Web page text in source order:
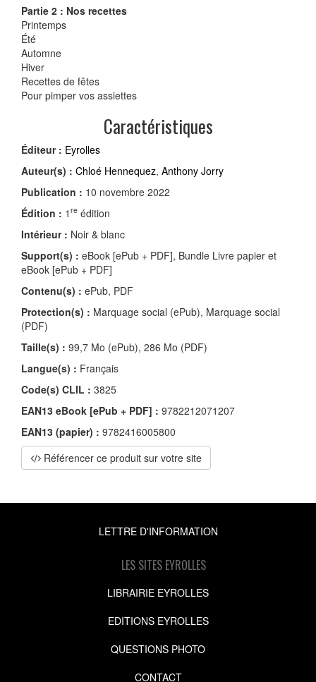
Partie 2 : Nos recettes
Printemps
Été
Automne
Hiver
Recettes de fêtes
Pour pimper vos assiettes
Caractéristiques
Éditeur : Eyrolles
Auteur(s) : Chloé Hennequez, Anthony Jorry
Publication : 10 novembre 2022
Édition : 1 re édition
Intérieur : Noir & blanc
Support(s) : eBook [ePub + PDF], Bundle Livre papier et
eBook [ePub + PDF]
Contenu(s) : ePub, PDF
Protection(s) : Marquage social (ePub), Marquage social
(PDF)
Taille(s) : 99,7 Mo (ePub), 286 Mo (PDF)
Langue(s) : Français
Code(s) CLIL : 3825
EAN13 eBook [ePub + PDF] : 9782212071207
EAN13 (papier) : 9782416005800
Référencer ce produit sur votre site
LETTRE D'INFORMATION
LES SITES EYROLLES
LIBRAIRIE EYROLLES
EDITIONS EYROLLES
QUESTIONS PHOTO
CONTACT